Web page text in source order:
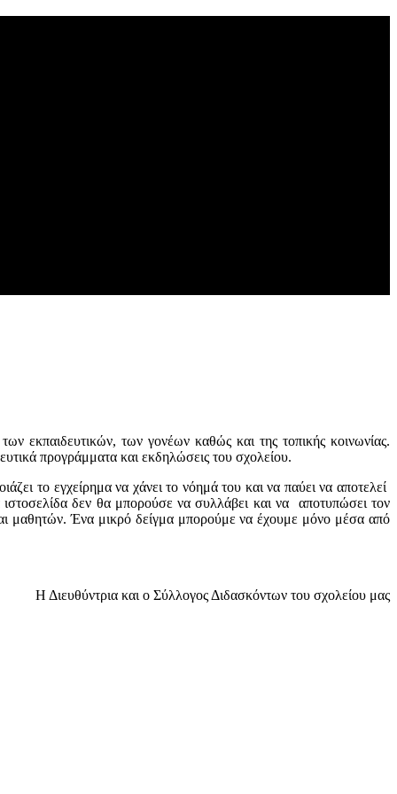
εκπαιδευτικών, των γονέων καθώς και της τοπικής κοινωνίας.
προγράμματα και εκδηλώσεις του σχολείου.
το εγχείρημα να χάνει το νόημά του και να παύει να αποτελεί
ιστοσελίδα δεν θα μπορούσε να συλλάβει και να αποτυπώσει τον
μαθητών. Ένα μικρό δείγμα μπορούμε να έχουμε μόνο μέσα από
Η Διευθύντρια και ο Σύλλογος Διδασκόντων του σχολείου μας